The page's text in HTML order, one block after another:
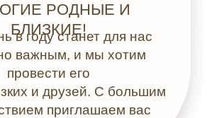
РОДНЫЕ И
БЛИЗКИЕ!
в году станет для нас
важным, и мы хотим
провести его
и друзей. С большим
приглашаем вас